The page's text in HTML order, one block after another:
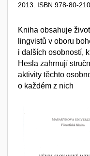
2013. ISBN 978-80-
Kniha obsahuje
lingvistů v oboru
i dalších osobností,
Hesla zahrnují
aktivity těchto
o každém z nich